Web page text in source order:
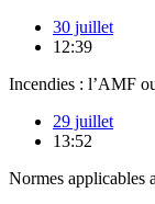
30 juillet
12:39
Incendies : l’AMF
29 juillet
13:52
Normes applicables